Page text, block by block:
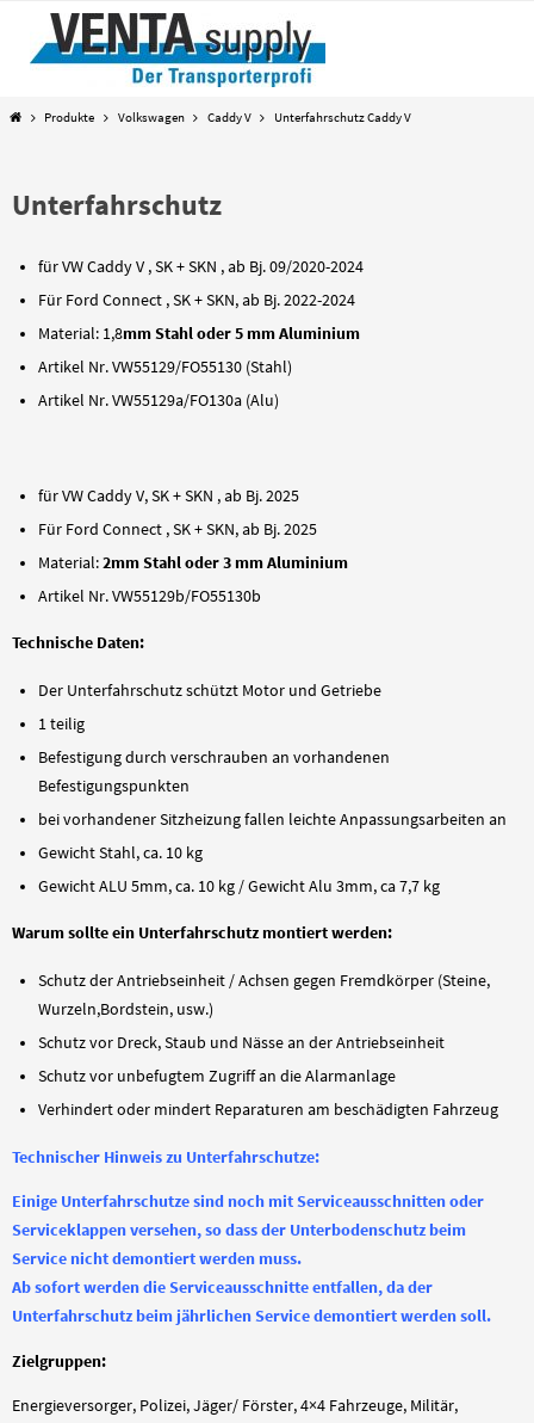
springen
StartProdukte Volkswagen Caddy V Unterfahrschutz Caddy V
Unterfahrschutz
für VW Caddy V , SK + SKN , ab Bj. 09/2020-2024
Für Ford Connect , SK + SKN, ab Bj. 2022-2024
Material: 1,8mm Stahl oder 5 mm Aluminium
Artikel Nr. VW55129/FO55130 (Stahl)
Artikel Nr. VW55129a/FO130a (Alu)
für VW Caddy V, SK + SKN , ab Bj. 2025
Für Ford Connect , SK + SKN, ab Bj. 2025
Material:2mm Stahl oder 3 mm Aluminium
Artikel Nr. VW55129b/FO55130b
Technische Daten:
Der Unterfahrschutz schützt Motor und Getriebe
1 teilig
Befestigung durch verschrauben an vorhandenen
Befestigungspunkten
bei vorhandener Sitzheizung fallen leichte Anpassungsarbeiten an
Gewicht Stahl, ca. 10 kg
Gewicht ALU 5mm, ca. 10 kg / Gewicht Alu 3mm, ca 7,7 kg
Warum sollte ein Unterfahrschutz montiert werden:
Schutz der Antriebseinheit / Achsen gegen Fremdkörper (Steine,
Wurzeln,Bordstein, usw.)
Schutz vor Dreck, Staub und Nässe an der Antriebseinheit
Schutz vor unbefugtem Zugriff an die Alarmanlage
Verhindert oder mindert Reparaturen am beschädigten Fahrzeug
Technischer Hinweis zu Unterfahrschutze:
Einige Unterfahrschutze sind noch mit Serviceausschnitten oder
Serviceklappen versehen, so dass der Unterbodenschutz beim
Service nicht demontiert werden muss.
Ab sofort werden die Serviceausschnitte entfallen, da der
Unterfahrschutz beim jährlichen Service demontiert werden soll.
Zielgruppen:
Energieversorger, Polizei, Jäger/ Förster, 4×4 Fahrzeuge, Militär,